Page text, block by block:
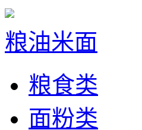
粮油米面
粮食类
面粉类